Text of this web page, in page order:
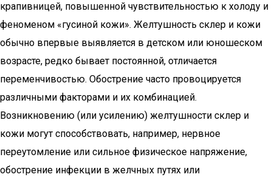
крапивницей, повышенной чувствительностью к холоду и
феноменом «гусиной кожи». Желтушность склер и кожи
обычно впервые выявляется в детском или юношеском
возрасте, редко бывает постоянной, отличается
переменчивостью. Обострение часто провоцируется
различными факторами и их комбинацией.
Возникновению (или усилению) желтушности склер и
кожи могут способствовать, например, нервное
переутомление или сильное физическое напряжение,
обострение инфекции в желчных путях или